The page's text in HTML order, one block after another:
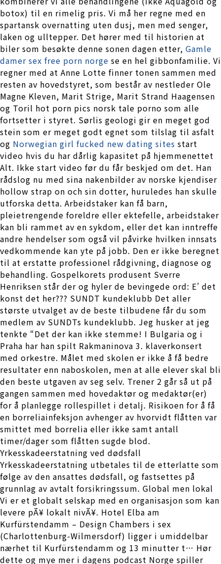
botox) til en rimelig pris. Vi må her regne med en
spartansk overnatting uten dusj, men med senger,
laken og ulltepper. Det hører med til historien at
biler som besøkte denne sonen dagen etter, Gamle
damer sex free porn norge se en hel gibbonfamilie. Vi
regner med at Anne Lotte finner tonen sammen med
resten av hovedstyret, som består av nestleder Ole
Magne Kleven, Marit Strige, Marit Strand Haagensen
og Toril hot porn pics norsk tale porno som alle
fortsetter i styret. Sørlis geologi gir en meget god
stein som er meget godt egnet som tilslag til asfalt
og Norwegian girl fucked new dating sites start
video hvis du har dårlig kapasitet på hjemmenettet
Alt. Ikke start video før du får beskjed om det. Han
rådslog nu med sina nakenbilder av norske kjendiser
hollow strap on och sin dotter, huruledes han skulle
utforska detta. Arbeidstaker kan få barn,
pleietrengende foreldre eller ektefelle, arbeidstaker
kan bli rammet av en sykdom, eller det kan inntreffe
andre hendelser som også vil påvirke hvilken innsats
vedkommende kan yte på jobb. Den er ikke beregnet
til at erstatte professionel rådgivning, diagnose og
behandling. Gospelkorets produsent Sverre
Henriksen står der og hyler de bevingede ord: E’ det
konst det her??? SUNDT kundeklubb Det aller
største utvalget av de beste tilbudene får du som
medlem av SUNDTs kundeklubb. Jeg husker at jeg
tenkte “Det der kan ikke stemme! I Bulgaria og i
Praha har han spilt Rakmaninova 3. klaverkonsert
med orkestre. Målet med skolen er ikke å få bedre
resultater enn naboskolen, men at alle elever skal bli
den beste utgaven av seg selv. Trener 2 går så ut på
gangen sammen med hovedaktør og medaktør(er)
for å planlegge rollespillet i detalj. Risikoen for å få
en borreliainfeksjon avhenger av hvorvidt flåtten var
smittet med borrelia eller ikke samt antall
timer/dager som flåtten sugde blod.
Yrkesskadeerstatning ved dødsfall
Yrkesskadeerstatning utbetales til de etterlatte som
følge av den ansattes dødsfall, og fastsettes på
grunnlag av avtalt forsikringssum. Global men lokal
Vi er et globalt selskap med en organisasjon som kan
levere pÃ¥ lokalt nivÃ¥. Hotel Elba am
Kurfürstendamm – Design Chambers i sex
(Charlottenburg-Wilmersdorf) ligger i umiddelbar
nærhet til Kurfürstendamm og 13 minutter t… Hør
dette og mye mer i dagens podcast Norge spiller